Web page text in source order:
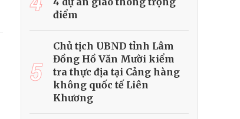
điểm
5
Chủ tịch UBND tỉnh Lâm
Đồng Hồ Văn Mười kiểm
tra thực địa tại Cảng hàng
không quốc tế Liên
Khương